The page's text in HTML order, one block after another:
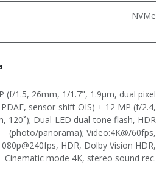
NVMe
(f/1.5, 26mm, 1/1.7", 1.9µm, dual pixel
PDAF, sensor-shift OIS) + 12 MP (f/2.4,
120˚); Dual-LED dual-tone flash, HDR
(photo/panorama); Video:4K@/60fps,
HDR, Dolby Vision HDR,
Cinematic mode 4K, stereo sound rec.